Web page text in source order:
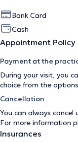
Bank Card
Cash
Appointment Policy
Payment at the
During your visit, you
choice from the
Cancellation
You can always
For more information
Insurances